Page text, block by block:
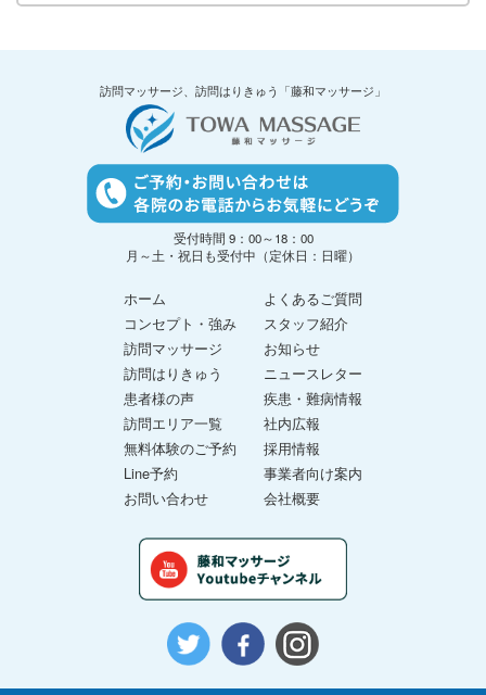
訪問マッサージ、訪問はりきゅう「藤和マッサージ」
受付時間 9：00～18：00
月～土・祝日も受付中（定休日：日曜）
ホーム
コンセプト・強み
訪問マッサージ
訪問はりきゅう
患者様の声
訪問エリア一覧
無料体験のご予約
Line予約
お問い合わせ
よくあるご質問
スタッフ紹介
お知らせ
ニュースレター
疾患・難病情報
社内広報
採用情報
事業者向け案内
会社概要